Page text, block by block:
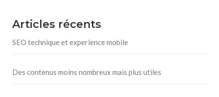
Articles récents
SEO technique et experience mobile
Des contenus moins nombreux mais plus utiles